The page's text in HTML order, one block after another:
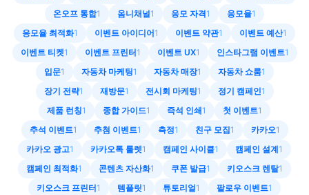
온오프 통합1 옴니채널1 응모 자격1 응모율1
응모율 최적화1 이벤트 아이디어1 이벤트 약관1 이벤트 예산1
이벤트 티켓1 이벤트 프린터1 이벤트 UX1 인스타그램 이벤트1
입문1 자동차 마케팅1 자동차 매장1 자동차 쇼룸1
장기 전략1 재방문1 전시회 마케팅1 정기 캠페인1
제품 런칭1 종합 가이드1 즉석 인쇄1 첫 이벤트1
추석 이벤트1 추첨 이벤트1 측정1 친구 모집1 카카오1
카카오 광고1 카카오톡 룰렛1 캠페인 사이클1 캠페인 설계1
캠페인 최적화1 콘텐츠 자산화1 쿠폰 발급1 키오스크 렌탈1
키오스크 프린터1 템플릿1 튜토리얼1 팔로우 이벤트1